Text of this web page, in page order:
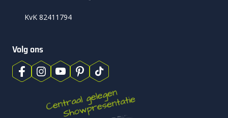
KvK 82411794
Volg ons